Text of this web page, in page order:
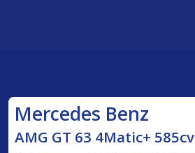
Mercedes Benz
AMG GT 63 4Matic+ 585cv